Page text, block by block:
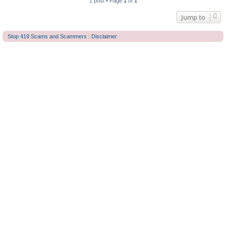
Jump to
Stop 419 Scams and Scammers : Disclaimer